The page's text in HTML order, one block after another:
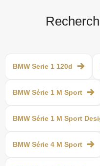
BMW Serie 1 120d
BMW Série 1 M Sport
BMW Série 1 M Sport
BMW Série 4 M Sport